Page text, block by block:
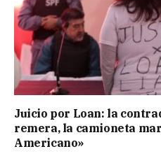
Juicio por Loan: la
remera, la camioneta
Americano»